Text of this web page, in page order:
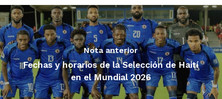
Nota anterior
Fechas y horarios de la Selección de Haití
en el Mundial 2026